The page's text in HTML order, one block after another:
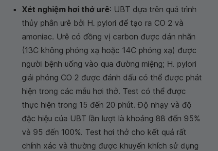
Xét nghiệm hơi thở urê: UBT dựa trên quá trình
thủy phân urê bởi H. pylori để tạo ra CO 2 và
amoniac. Urê có đồng vị carbon được dán nhãn
(13C không phóng xạ hoặc 14C phóng xạ) được
người bệnh uống vào qua đường miệng; H. pylori
giải phóng CO 2 được đánh dấu có thể được phát
hiện trong các mẫu hơi thở. Test có thể được
thực hiện trong 15 đến 20 phút. Độ nhạy và độ
đặc hiệu của UBT lần lượt là khoảng 88 đến 95%
và 95 đến 100%. Test hơi thở cho kết quả rất
chính xác và thường được khuyến khích sử dụng